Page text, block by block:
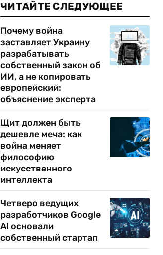
ЧИТАЙТЕ СЛЕДУЮЩЕЕ
Почему война
заставляет Украину
разрабатывать
собственный закон об
ИИ, а не копировать
европейский:
объяснение эксперта
Щит должен быть
дешевле меча: как
война меняет
философию
искусственного
интеллекта
Четверо ведущих
разработчиков Google
AI основали
собственный стартап